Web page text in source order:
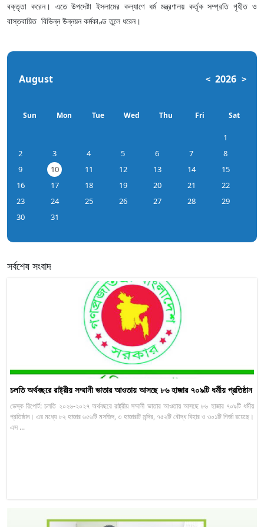
বক্তৃতা করেন। এতে উপদেষ্টা ইসলামের কল্যাণে ধর্ম মন্ত্রণালয় কর্তৃক সম্প্রতি গৃহীত ও
বাস্তবায়িত বিভিন্ন উন্নয়ন কর্মকাণ্ড তুলে ধরেন।
August < 2026 >
Sun Mon Tue Wed Thu Fri Sat
1
2
3 4 5 6 7
8
9
10 11 12 13 14
15
16
17 18 19 20 21
22
23
24 25 26 27 28
29
30
31
সর্বশেষ সংবাদ
চলতি অর্থবছরে রাষ্ট্রীয় সম্মানী ভাতার আওতায় আসছে ৮৬ হাজার ৭০৯টি ধর্মীয় প্রতিষ্ঠান
ডেস্ক রিপোর্ট: চলতি ২০২৬-২০২৭ অর্থবছরে রাষ্ট্রীয় সম্মানী ভাতার আওতায় আসছে ৮৬ হাজার ৭০৯টি ধর্মীয়
প্রতিষ্ঠান। এর মধ্যে ৮২ হাজার ৬৫৬টি মসজিদ, ৩ হাজারটি মন্দির, ৭৫২টি বৌদ্ধ বিহার ও ৩০১টি গির্জা রয়েছে।
এস ...